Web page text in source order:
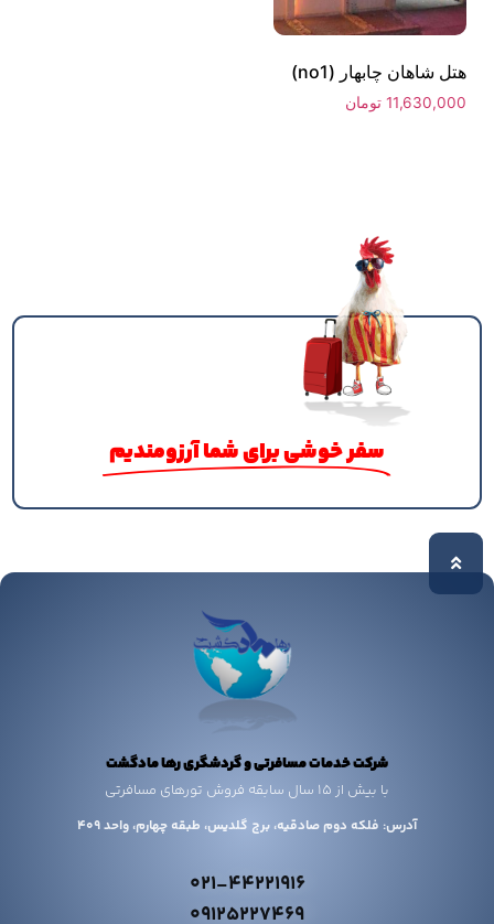
هتل شاهان چابهار (no1)
11,630,000 تومان
سفر خوشی برای شما آرزومندیم
شرکت خدمات مسافرتی و گردشگری رها مادگشت
با بیش از 15 سال سابقه فروش تورهای مسافرتی
آدرس: فلکه دوم صادقیه، برج گلدیس، طبقه چهارم، واحد 409
021-44221916
09125227469